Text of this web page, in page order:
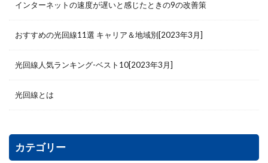
インターネットの速度が遅いと感じたときの9の改善策
おすすめの光回線11選 キャリア＆地域別[2023年3月]
光回線人気ランキング-ベスト10[2023年3月]
光回線とは
カテゴリー